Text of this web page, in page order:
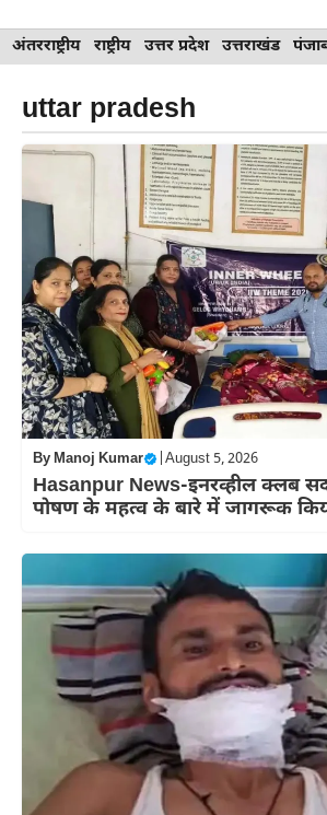
Skip
to
content
अंतरराष्ट्रीय राष्ट्रीय उत्तर प्रदेश उत्तराखंड
uttar pradesh
ByManoj Kumar August 5, 2026
Hasanpur News-इनरव्हील क्लब
पोषण के महत्व के बारे में जागरूक